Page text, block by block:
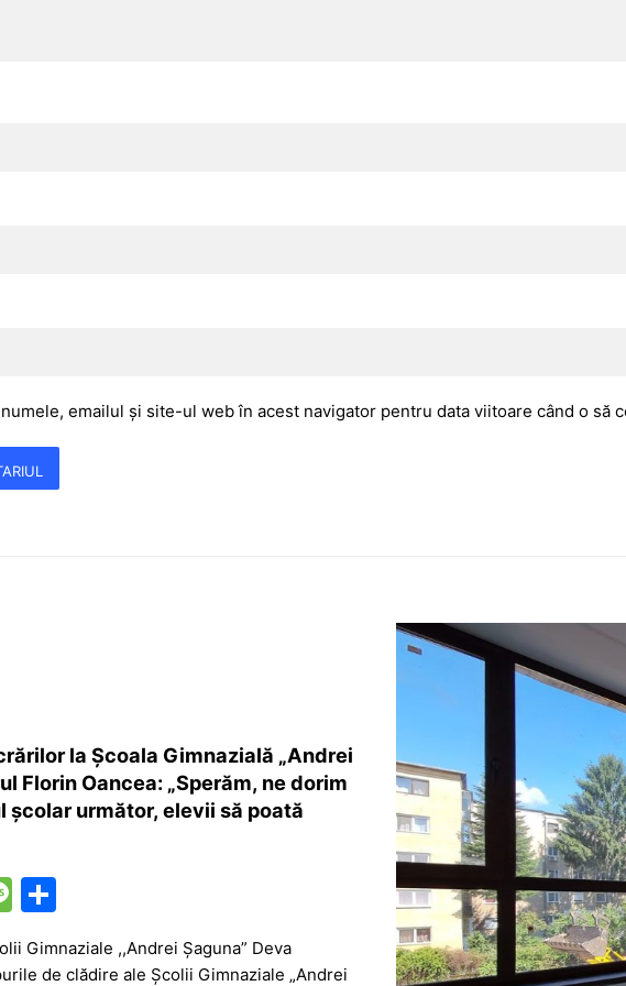
emailul și site-ul web în acest navigator pentru data viitoare când o să
la Școala Gimnazială „Andrei
Florin Oancea: „Sperăm, ne dorim
școlar următor, elevii să poată
M
e
s
ar
ta
Gimnaziale ,,Andrei Șaguna” Deva
de clădire ale Școlii Gimnaziale „Andrei